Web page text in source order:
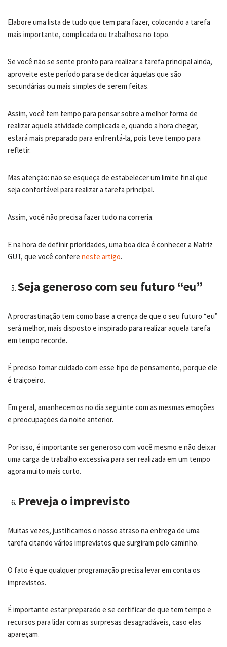
Elabore uma lista de tudo que tem para fazer, colocando a tarefa
mais importante, complicada ou trabalhosa no topo.
Se você não se sente pronto para realizar a tarefa principal ainda,
aproveite este período para se dedicar àquelas que são
secundárias ou mais simples de serem feitas.
Assim, você tem tempo para pensar sobre a melhor forma de
realizar aquela atividade complicada e, quando a hora chegar,
estará mais preparado para enfrentá-la, pois teve tempo para
refletir.
Mas atenção: não se esqueça de estabelecer um limite final que
seja confortável para realizar a tarefa principal.
Assim, você não precisa fazer tudo na correria.
E na hora de definir prioridades, uma boa dica é conhecer a Matriz
GUT, que você confere neste artigo.
Seja generoso com seu futuro “eu”
A procrastinação tem como base a crença de que o seu futuro “eu”
será melhor, mais disposto e inspirado para realizar aquela tarefa
em tempo recorde.
É preciso tomar cuidado com esse tipo de pensamento, porque ele
é traiçoeiro.
Em geral, amanhecemos no dia seguinte com as mesmas emoções
e preocupações da noite anterior.
Por isso, é importante ser generoso com você mesmo e não deixar
uma carga de trabalho excessiva para ser realizada em um tempo
agora muito mais curto.
Preveja o imprevisto
Muitas vezes, justificamos o nosso atraso na entrega de uma
tarefa citando vários imprevistos que surgiram pelo caminho.
O fato é que qualquer programação precisa levar em conta os
imprevistos.
É importante estar preparado e se certificar de que tem tempo e
recursos para lidar com as surpresas desagradáveis, caso elas
apareçam.